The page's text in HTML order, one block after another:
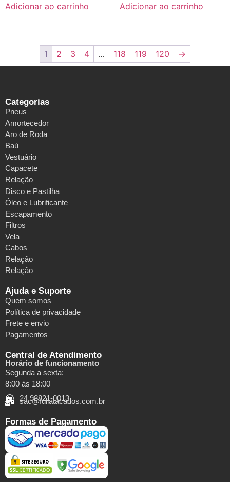
Adicionar ao carrinho Adicionar ao carrinho
1 2 3 4 … 118 119 120 →
Categorias
Pneus
Amortecedor
Aro de Roda
Baú
Vestuário
Capacete
Relação
Disco e Pastilha
Óleo e Lubrificante
Escapamento
Filtros
Vela
Cabos
Relação
Relação
Ajuda e Suporte
Quem somos
Política de privacidade
Frete e envio
Pagamentos
Central de Atendimento
Horário de funcionamento
Segunda a sexta:
8:00 às 18:00
24 98821-0013
sac@fullatacados.com.br
Formas de Pagamento